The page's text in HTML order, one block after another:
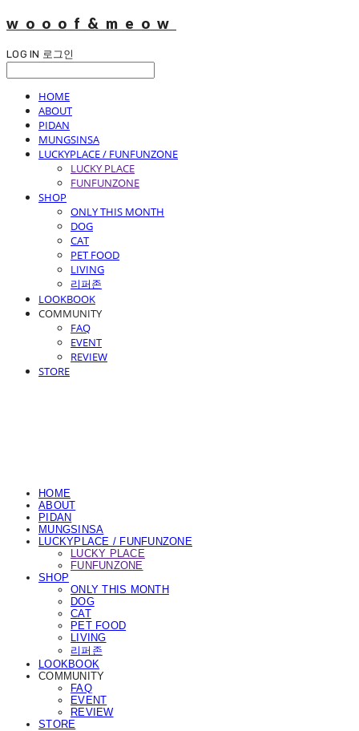
wooof&meow
LOG IN 로그인
HOME
ABOUT
PIDAN
MUNGSINSA
LUCKYPLACE / FUNFUNZONE
LUCKY PLACE
FUNFUNZONE
SHOP
ONLY THIS MONTH
DOG
CAT
PET FOOD
LIVING
리퍼존
LOOKBOOK
COMMUNITY
FAQ
EVENT
REVIEW
STORE
HOME
ABOUT
PIDAN
MUNGSINSA
LUCKYPLACE / FUNFUNZONE
LUCKY PLACE
FUNFUNZONE
SHOP
ONLY THIS MONTH
DOG
CAT
PET FOOD
LIVING
리퍼존
LOOKBOOK
COMMUNITY
FAQ
EVENT
REVIEW
STORE